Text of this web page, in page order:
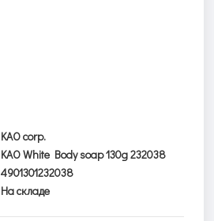
KAO corp.
KAO White Body soap 130g 232038
4901301232038
На складе